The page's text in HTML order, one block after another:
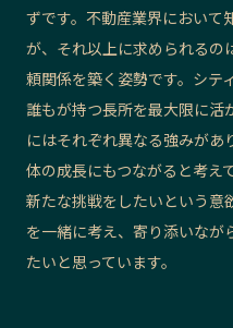
ずです。不動産業界において
が、それ以上に求められるの
頼関係を築く姿勢です。シテ
誰もが持つ長所を最大限に活
にはそれぞれ異なる強みがあ
体の成長にもつながると考え
新たな挑戦をしたいという意
を一緒に考え、寄り添いなが
たいと思っています。